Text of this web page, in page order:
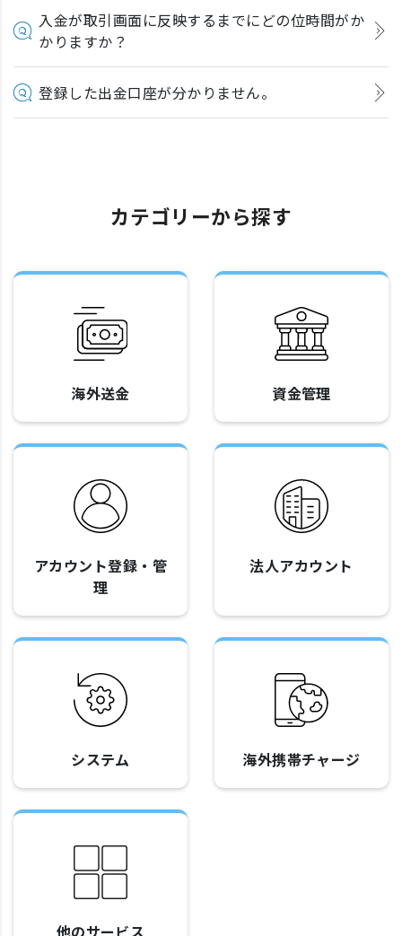
入金が取引画面に反映するまでにどの位時間がか
かりますか？
登録した出金口座が分かりません。
カテゴリーから探す
海外送金 資金管理
アカウント登録・管
理
法人アカウント
システム 海外携帯チャージ
他のサービス